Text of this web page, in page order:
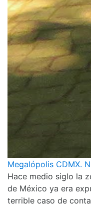
Megalópolis CDMX.
Hace medio siglo la
de México ya era
terrible caso de